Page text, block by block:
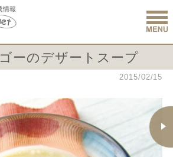
情報
新百合ヶ
ーのデザートスープ
2015/02/15